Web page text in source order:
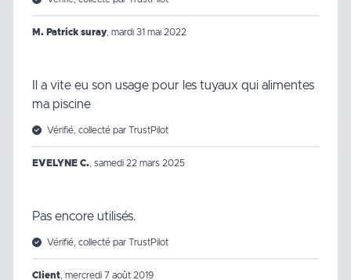
M. Patrick suray mardi 31 mai 2022
Il a vite eu son usage pour les tuyaux qui alimentes
ma piscine
Vérifié, collecté par TrustPilot
EVELYNE C. samedi 22 mars 2025
Pas encore utilisés.
Vérifié, collecté par TrustPilot
Client mercredi 7 août 2019